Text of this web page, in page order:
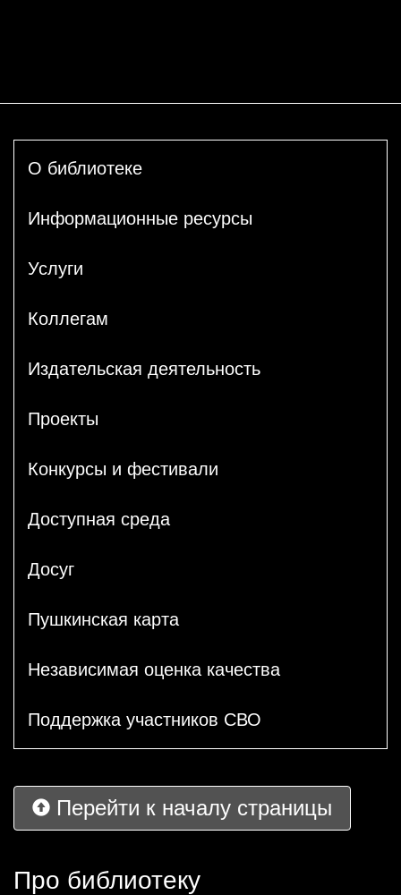
О библиотеке
Информационные ресурсы
Услуги
Коллегам
Издательская деятельность
Проекты
Конкурсы и фестивали
Доступная среда
Досуг
Пушкинская карта
Независимая оценка качества
Поддержка участников СВО
Перейти к началу страницы
Про библиотеку